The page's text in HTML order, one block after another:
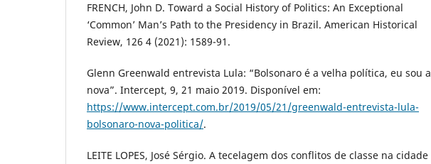
FRENCH, John D. Toward a Social History of Politics: An Exceptional
‘Common’ Man’s Path to the Presidency in Brazil. American Historical
Review, 126 4 (2021): 1589-91.
Glenn Greenwald entrevista Lula: “Bolsonaro é a velha política, eu sou a
nova”. Intercept, 9, 21 maio 2019. Disponível em:
https://www.intercept.com.br/2019/05/21/greenwald-entrevista-lula-
bolsonaro-nova-politica/.
LEITE LOPES, José Sérgio. A tecelagem dos conflitos de classe na cidade